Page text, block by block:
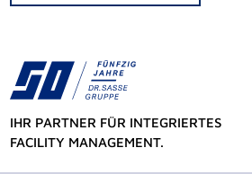
IHR PARTNER FÜR INTEGRIERTES
FACILITY MANAGEMENT.